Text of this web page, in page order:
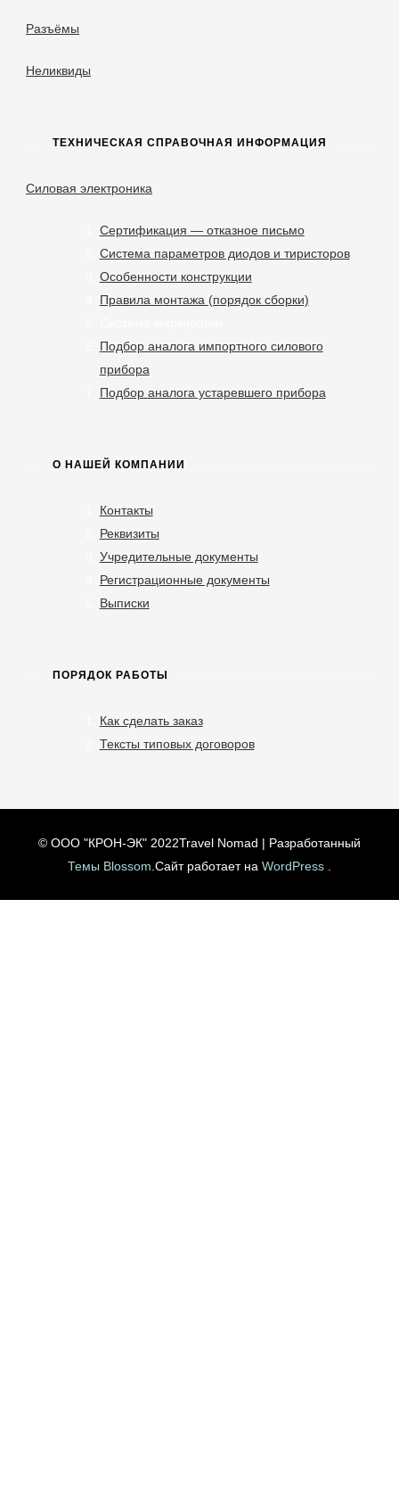
Разъёмы
Неликвиды
ТЕХНИЧЕСКАЯ СПРАВОЧНАЯ ИНФОРМАЦИЯ
Силовая электроника
Сертификация — отказное письмо
Система параметров диодов и тиристоров
Особенности конструкции
Правила монтажа (порядок сборки)
Подбор аналога импортного силового
прибора
Подбор аналога устаревшего прибора
О НАШЕЙ КОМПАНИИ
Контакты
Реквизиты
Учредительные документы
Регистрационные документы
Выписки
ПОРЯДОК РАБОТЫ
Как сделать заказ
Тексты типовых договоров
© ООО "КРОН-ЭК" 2022Travel Nomad | Разработанный
Темы Blossom .Сайт работает на WordPress